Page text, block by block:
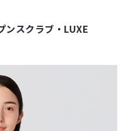
ンスクラブ・LUXE